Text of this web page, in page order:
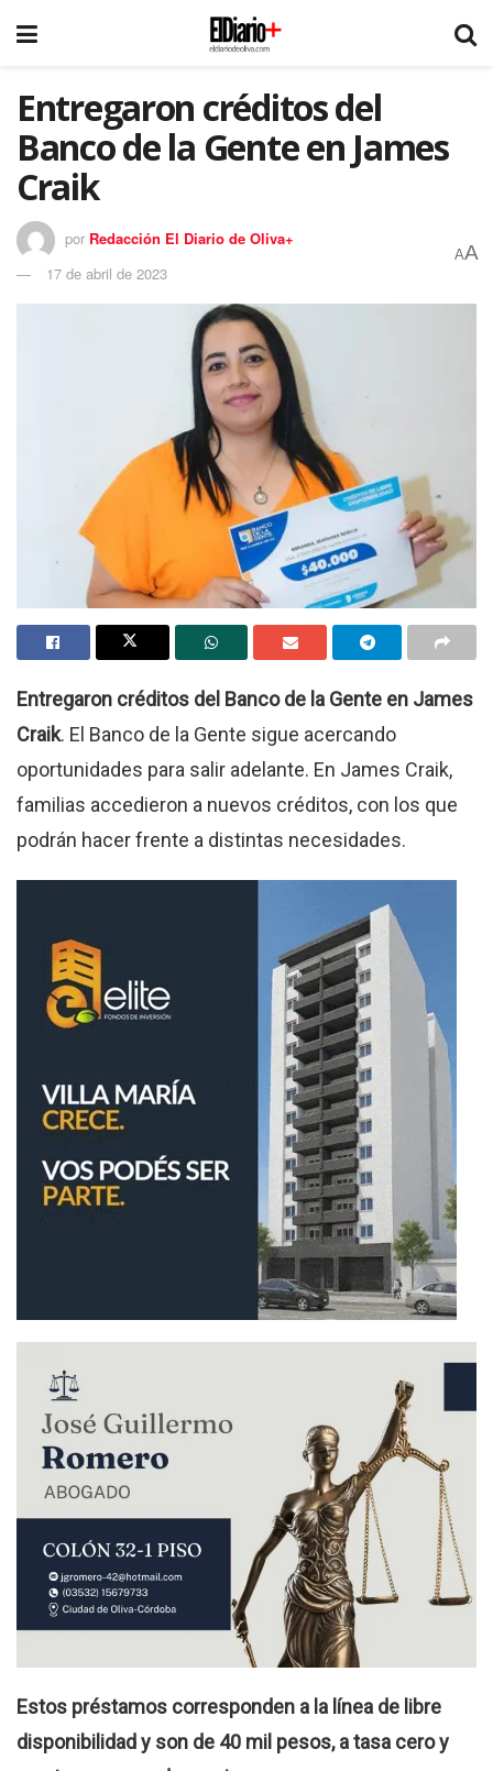
Entregaron créditos del
Banco de la Gente en James
Craik
por Redacción El Diario de Oliva+
17 de abril de 2023
AA
Entregaron créditos del Banco de la Gente en James
Craik. El Banco de la Gente sigue acercando
oportunidades para salir adelante. En James Craik,
familias accedieron a nuevos créditos, con los que
podrán hacer frente a distintas necesidades.
Estos préstamos corresponden a la línea de libre
disponibilidad y son de 40 mil pesos, a tasa cero y